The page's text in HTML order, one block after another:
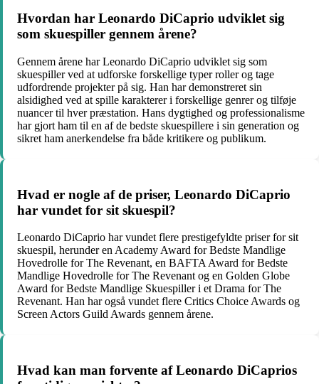
Hvordan har Leonardo DiCaprio udviklet sig
som skuespiller gennem årene?
Gennem årene har Leonardo DiCaprio udviklet sig som
skuespiller ved at udforske forskellige typer roller og tage
udfordrende projekter på sig. Han har demonstreret sin
alsidighed ved at spille karakterer i forskellige genrer og tilføje
nuancer til hver præstation. Hans dygtighed og professionalisme
har gjort ham til en af de bedste skuespillere i sin generation og
sikret ham anerkendelse fra både kritikere og publikum.
Hvad er nogle af de priser, Leonardo DiCaprio
har vundet for sit skuespil?
Leonardo DiCaprio har vundet flere prestigefyldte priser for sit
skuespil, herunder en Academy Award for Bedste Mandlige
Hovedrolle for The Revenant, en BAFTA Award for Bedste
Mandlige Hovedrolle for The Revenant og en Golden Globe
Award for Bedste Mandlige Skuespiller i et Drama for The
Revenant. Han har også vundet flere Critics Choice Awards og
Screen Actors Guild Awards gennem årene.
Hvad kan man forvente af Leonardo DiCaprios